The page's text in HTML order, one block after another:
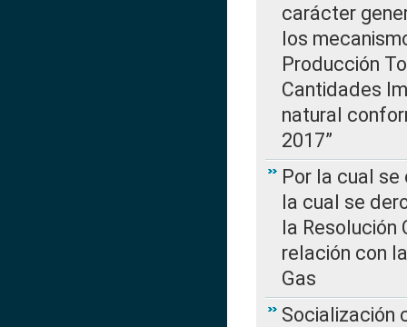
carácter
los
Producción
Cantidades
natural
2017”
Por la cual
la cual se
la Resolución
relación con
Gas
Socialización